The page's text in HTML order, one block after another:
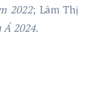
2022; Lâm Thị
2024.